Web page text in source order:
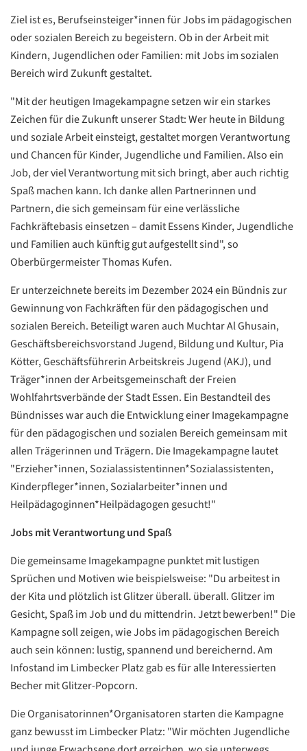
Ziel ist es, Berufseinsteiger*innen für Jobs im pädagogischen
oder sozialen Bereich zu begeistern. Ob in der Arbeit mit
Kindern, Jugendlichen oder Familien: mit Jobs im sozialen
Bereich wird Zukunft gestaltet.
"Mit der heutigen Imagekampagne setzen wir ein starkes
Zeichen für die Zukunft unserer Stadt: Wer heute in Bildung
und soziale Arbeit einsteigt, gestaltet morgen Verantwortung
und Chancen für Kinder, Jugendliche und Familien. Also ein
Job, der viel Verantwortung mit sich bringt, aber auch richtig
Spaß machen kann. Ich danke allen Partnerinnen und
Partnern, die sich gemeinsam für eine verlässliche
Fachkräftebasis einsetzen – damit Essens Kinder, Jugendliche
und Familien auch künftig gut aufgestellt sind", so
Oberbürgermeister Thomas Kufen.
Er unterzeichnete bereits im Dezember 2024 ein Bündnis zur
Gewinnung von Fachkräften für den pädagogischen und
sozialen Bereich. Beteiligt waren auch Muchtar Al Ghusain,
Geschäftsbereichsvorstand Jugend, Bildung und Kultur, Pia
Kötter, Geschäftsführerin Arbeitskreis Jugend (AKJ), und
Träger*innen der Arbeitsgemeinschaft der Freien
Wohlfahrtsverbände der Stadt Essen. Ein Bestandteil des
Bündnisses war auch die Entwicklung einer Imagekampagne
für den pädagogischen und sozialen Bereich gemeinsam mit
allen Trägerinnen und Trägern. Die Imagekampagne lautet
"Erzieher*innen, Sozialassistentinnen*Sozialassistenten,
Kinderpfleger*innen, Sozialarbeiter*innen und
Heilpädagoginnen*Heilpädagogen gesucht!"
Jobs mit Verantwortung und Spaß
Die gemeinsame Imagekampagne punktet mit lustigen
Sprüchen und Motiven wie beispielsweise: "Du arbeitest in
der Kita und plötzlich ist Glitzer überall. überall. Glitzer im
Gesicht, Spaß im Job und du mittendrin. Jetzt bewerben!" Die
Kampagne soll zeigen, wie Jobs im pädagogischen Bereich
auch sein können: lustig, spannend und bereichernd. Am
Infostand im Limbecker Platz gab es für alle Interessierten
Becher mit Glitzer-Popcorn.
Die Organisatorinnen*Organisatoren starten die Kampagne
ganz bewusst im Limbecker Platz: "Wir möchten Jugendliche
Datenschutzerklärung
Datenschutzerklärung
Google
Datenschutzerklärung